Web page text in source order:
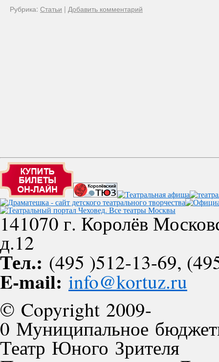
Рубрика: Статьи | Добавить комментарий
141070 г. Королёв
д.12
Тел.: (495 )512-13-69,
E-mail: info@kortuz.ru
© Copyright 2009-
0 Муниципальное
Театр Юного Зрителя